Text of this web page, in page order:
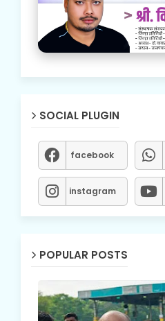
SOCIAL PLUGIN
facebook
instagram
POPULAR POSTS